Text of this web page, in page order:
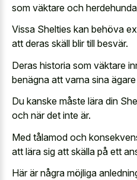
som väktare och
Vissa Shelties kan behöva
att deras skäll blir till besvär.
Deras historia som väktare
benägna att varna sina
Du kanske måste lära din
och när det inte är.
Med tålamod och
att lära sig att skälla på ett
Här är några möjliga